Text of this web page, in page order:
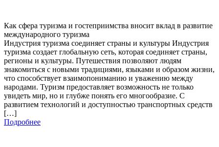
Как сфера туризма и гостеприимства вносит вклад в развитие
международного туризма
Индустрия туризма соединяет страны и культуры Индустрия
туризма создает глобальную сеть, которая соединяет страны,
регионы и культуры. Путешествия позволяют людям
знакомиться с новыми традициями, языками и образом жизни,
что способствует взаимопониманию и уважению между
народами. Туризм предоставляет возможность не только
увидеть мир, но и глубже понять его многообразие. С
развитием технологий и доступностью транспортных средств
[…]
Подробнее